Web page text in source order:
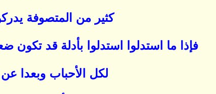
كثير من المتصوفة
فإذا ما استدلوا استدلوا بأدلة قد
لكل الأحباب وبعدا